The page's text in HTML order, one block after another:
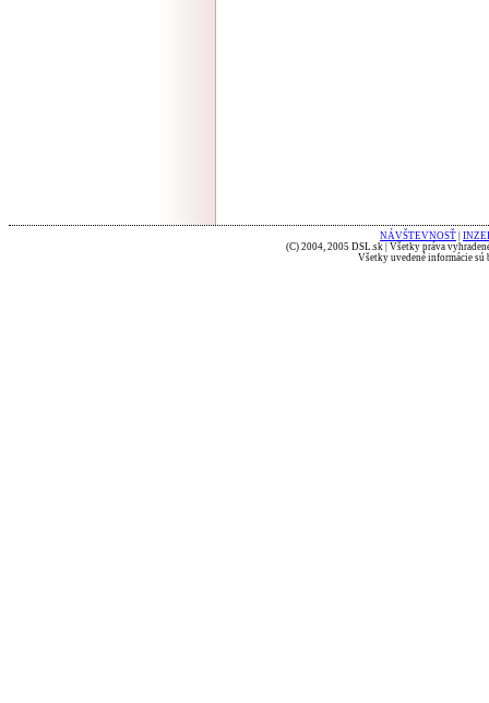
NÁVŠTEVNOSŤ
(C) 2004, 2005 DSL.sk | Všetky práva
Všetky uvedené informácie sú